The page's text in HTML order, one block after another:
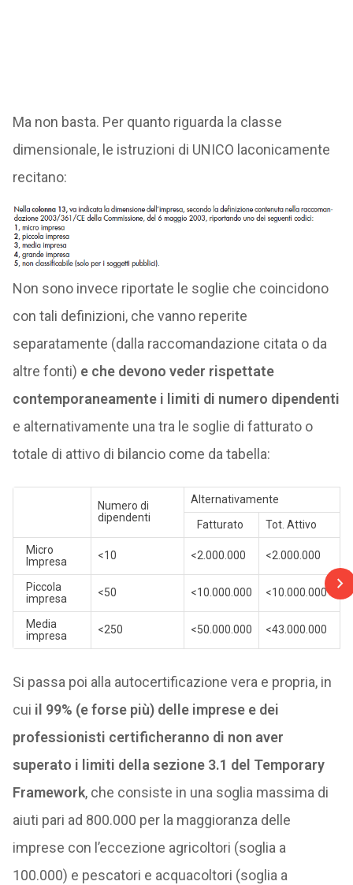
Ma non basta. Per quanto riguarda la classe
dimensionale, le istruzioni di UNICO laconicamente
recitano:
Non sono invece riportate le soglie che coincidono
con tali definizioni, che vanno reperite
separatamente (dalla raccomandazione citata o da
altre fonti) e che devono veder rispettate
contemporaneamente i limiti di numero dipendenti
e alternativamente una tra le soglie di fatturato o
totale di attivo di bilancio come da tabella:
Numero di
dipendenti
Alternativamente
Fatturato
Tot. Attivo
Micro
Impresa
<10 <2.000.000 <2.000.000
Piccola
impresa
<50 <10.000.000 <10.000.000
Media
impresa
<250 <50.000.000 <43.000.000
Si passa poi alla autocertificazione vera e propria, in
cui il 99% (e forse più) delle imprese e dei
professionisti certificheranno di non aver
superato i limiti della sezione 3.1 del Temporary
Framework, che consiste in una soglia massima di
aiuti pari ad 800.000 per la maggioranza delle
imprese con l’eccezione agricoltori (soglia a
100.000) e pescatori e acquacoltori (soglia a